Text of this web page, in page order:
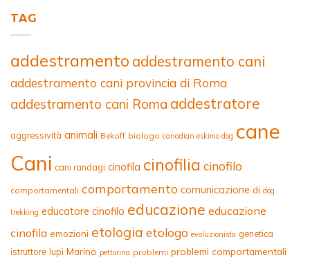
TAG
addestramento addestramento cani
addestramento cani provincia di Roma
addestramento cani Roma addestratore
aggressività animali Bekoff biologo canadian eskimo dog cane
Cani cani randagi cinofila cinofilia cinofilo
comportamentali comportamento comunicazione di dog
trekking educatore cinofilo educazione educazione
cinofila emozioni etologia etologo evoluzionista genetica
istruttore lupi Marino pettorina problemi problemi comportamentali